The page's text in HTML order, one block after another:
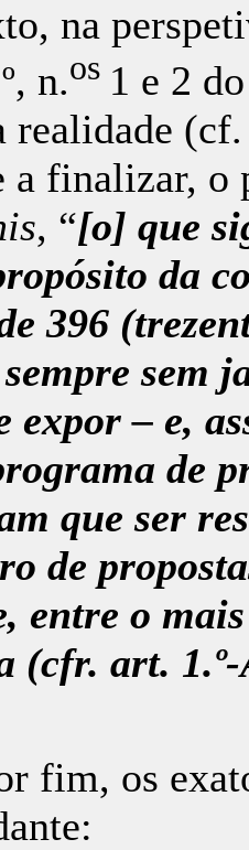
na
n.os 1 e 2
realidade
a finalizar,
, “[o] que
da
396
sem
expor – e,
de
que ser
de
entre o
(cfr. art.
fim, os